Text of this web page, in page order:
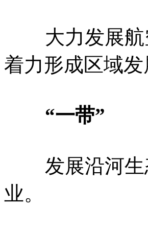
大力发展航
着力形成区域
“一带”
发展沿河生
业。